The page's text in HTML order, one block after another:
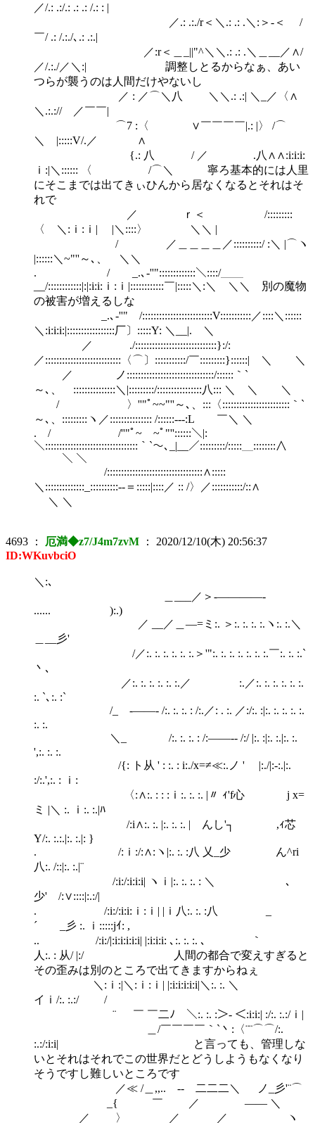
／/.: .:/.: .: .: /.: : |
／.: .:./r＜＼.: .: .＼:＞-＜ /
￣/ .: /.:./､.: .:.|
／:r＜＿_||"^＼＼.: .: .＼＿__／∧/
／/.:./／＼:| 調整しとるからなぁ、あい
つらが襲うのは人間だけやないし
／ : ／⌒＼八 ＼＼.: .:| ＼_／〈∧
＼.:.:// ／￣￣|
⌒7 :〈 ∨￣￣￣￣|.: |〉 /⌒
＼ |:::::V/.／ ∧
{.: 八 / ／ .八∧∧:i:i:i:
ｉ:|＼:::::: 〈 /⌒＼ 寧ろ基本的には人里
にそこまでは出てきぃひんから居なくなるとそれはそ
れで
／ ｒ＜ /:::::::::
〈 ＼:ｉ:ｉ| |＼::::〉 ＼＼ |
/ ／＿＿＿＿／::::::::::/ :＼ |⌒ヽ
|::::::＼~"''～､、 ＼＼
. / _.､-''":::::::::::::＼::::/＿＿
__/::::::::::::|:|:i:i:ｉ:ｉ|::::::::::::￣|:::::＼:＼ ＼＼ 別の魔物
の被害が増えるしな
_.､-''" /:::::::::::::::::::::::::V:::::::::::／::::＼::::::
＼:i:i:i:|:::::::::::::::::厂〕:::::Y: ＼__|. ＼
／ ./:::::::::::::::::::::::::::::}:/:
／:::::::::::::::::::::::::::〈⌒〕:::::::::::/￣:::::::::}::::::| ＼ ＼
／ ノ:::::::::::::::::::::::::::::::/::::::｀`
～､、 :::::::::::::::＼|:::::::::/::::::::::::::::八::: ＼ ＼ ＼
/ 〉''"ﾟ~~"''～､、:::〈::::::::::::::::::::::::｀`
～､、:::::::::ヽ／::::::::::::::: /::::::---:L ￣＼ ＼
. / /''"ﾟ~￣~ﾟ"''::::::＼|:
＼:::::::::::::::::::::::::::::::::｀`～､_|__／:::::::::/:::::＿::::::::∧
＼ ＼
/::::::::::::::::::::::::::::::::::∧:::::
＼::::::::::::::_::::::::::-‐＝:::::|::::／ :: /〉／:::::::::::/::∧
＼ ＼
4693 ： 厄満◆z7/J4m7zvM ： 2020/12/10(木) 20:56:37
ID:WKuvbciO
＼:､
＿___／＞-――――-
...... ):.)
／ __／＿―=ミ:. ＞:. :. :. :.ヽ:. :.＼
＿__彡'
/／:. :. :. :. :. :.＞'":. :. :. :. :. :. :.￣:. :. :.`
丶､
／:. :. :. :. :. :.／ :.／:. :. :. :. :. :.
:. `､:. :`
/_ -――- /:. :. :. : /:.／: . :. ／:/:. :|:. :. :. :. :.
:. :.
＼_ /:. :. :. : /:――-- /:/ |:. :|:. :.|:. :.
',:. :. :.
/{: ト从 ' : :. : i:./x=≠≪:.ノ ' |:./|:-:.|:.
:/:.',:. : ｉ:
〈:∧:. : : :ｉ:. :. :. |〃 ｨ'f心 j x=
ミ |＼ :. ｉ:. :.|ﾊ
/:i∧:. :. |:. :. :. | んし'┐ ,ｨ芯
Y/:. :.:.|:. :.|: }
. /:ｉ:/:∧:ヽ|:. :. :八 乂_少 ん^ri
八:. /::|:. :.|¨
/:i:/:i:i:i| ヽｉ|:. :. :. : ＼ ､
少' /:∨::::|:.:/|
. /:i:/:i:i:ｉ:ｉ| |ｉ八:. :. :八 _
´ _彡 :. ｉ:::::jｲ: ,
.. /:i:/|:i:i:i:i:i| |:i:i:i: ､:. :. :. ､ ｀
人:. : 从/ |:/ 人間の都合で変えすぎると
その歪みは別のところで出てきますからねぇ
＼:ｉ:|＼:ｉ:ｉ| |:i:i:i:i:i|＼:. :. ＼
イｉ/:. :.:/ /
¨ ￣ ￣二ﾉ￣＼:. :. :＞- ＜:i:i:| :/:. :.:/ｉ|
＿/￣￣￣￣｀`丶:〈¨¨⌒⌒/:.
:.:/:i:i| と言っても、管理しな
いとそれはそれでこの世界だとどうしようもなくなり
そうですし難しいところです
／≪ /＿,,.. -‐ 二二二＼ ノ_彡'¨⌒
_{ ￣ ／ ―― ＼
／ 〉 ／ ／ ヽ